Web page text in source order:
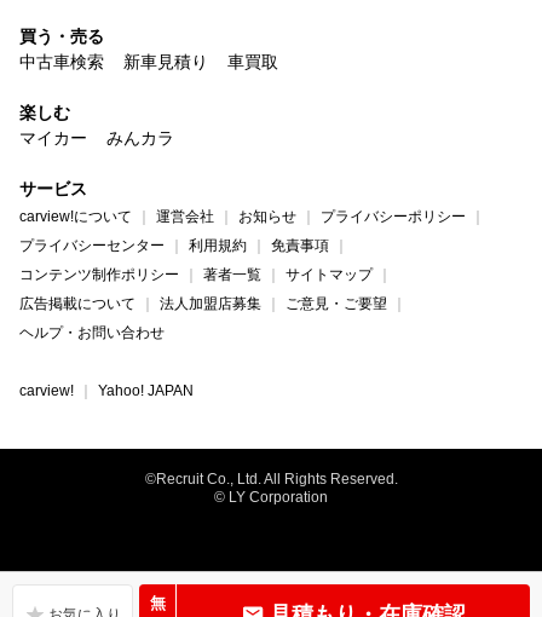
無
買う・売る
中古車検索
新車見積り 車買取
楽しむ
マイカー
みんカラ
サービス
carview!について 運営会社 お知らせ
プライバシーポリシー
プライバシーセンター
利用規約
免責事項
コンテンツ制作ポリシー
著者一覧
サイトマップ
広告掲載について
法人加盟店募集
ご意見・ご要望
ヘルプ・お問い合わせ
carview! Yahoo! JAPAN
©Recruit Co., Ltd. All Rights Reserved.
© LY Corporation